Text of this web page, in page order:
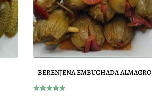
BERENJENA EMBUCHADA ALMAGRO